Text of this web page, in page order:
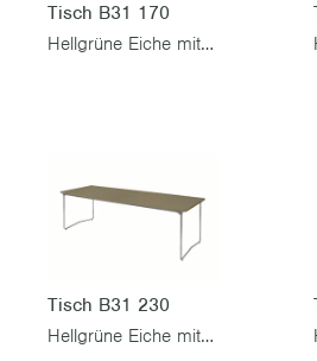
Tisch B31 170
Hellgrüne Eiche mit feuerverzinktem Gestell
Tisch B31 230
Hellgrüne Eiche mit feuerverzinktem Gestell